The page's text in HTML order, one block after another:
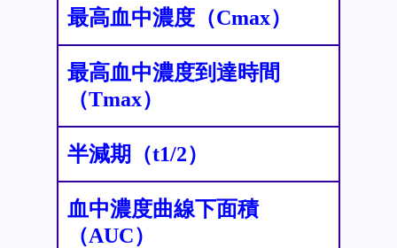
最高血中濃度（Cmax）
最高血中濃度到達時間
（Tmax）
半減期（t1/2）
血中濃度曲線下面積
（AUC）